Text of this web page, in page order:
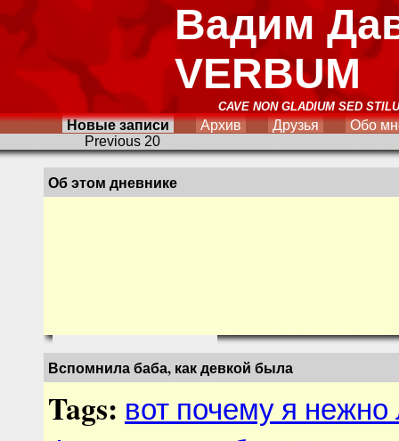
Вадим
VERBUM
CAVE NON GLADIUM SED
Новые записи Архив Друзья
Обо
Previous 20
Об этом дневнике
Вспомнила баба, как девкой была
Tags: вот почему я